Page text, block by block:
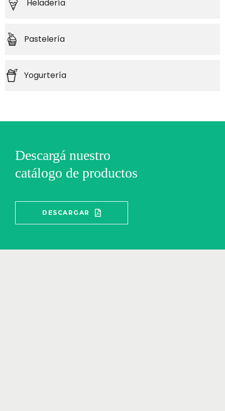
Heladería
Pastelería
Yogurtería
Descargá nuestro
catálogo de productos
DESCARGAR